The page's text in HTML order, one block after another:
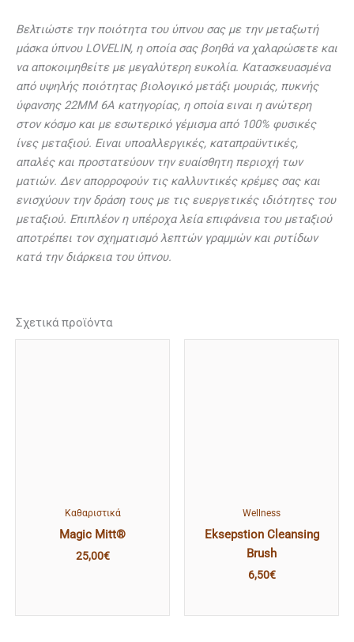
Βελτιώστε την ποιότητα του ύπνου σας με την μεταξωτή
μάσκα ύπνου LOVELIN, η οποία σας βοηθά να χαλαρώσετε και
να αποκοιμηθείτε με μεγαλύτερη ευκολία. Κατασκευασμένα
από υψηλής ποιότητας βιολογικό μετάξι μουριάς, πυκνής
ύφανσης 22ΜΜ 6Α κατηγορίας, η οποία ειναι η ανώτερη
στον κόσμο και με εσωτερικό γέμισμα από 100% φυσικές
ίνες μεταξιού. Ειναι υποαλλεργικές, καταπραϋντικές,
απαλές και προστατεύουν την ευαίσθητη περιοχή των
ματιών. Δεν απορροφούν τις καλλυντικές κρέμες σας και
ενισχύουν την δράση τους με τις ευεργετικές ιδιότητες του
μεταξιού. Επιπλέον η υπέροχα λεία επιφάνεια του μεταξιού
αποτρέπει τον σχηματισμό λεπτών γραμμών και ρυτίδων
κατά την διάρκεια του ύπνου.
Σχετικά προϊόντα
Kαθαριστικά
Magic Mitt®
25,00€
Wellness
Eksepstion Cleansing
Brush
6,50€